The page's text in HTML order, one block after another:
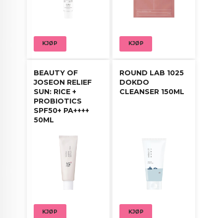
hudfølelse.
KJØP KJØP
BEAUTY OF
JOSEON RELIEF
SUN: RICE +
PROBIOTICS
SPF50+ PA++++
50ML
KJØP
ROUND LAB 1025
DOKDO
CLEANSER 150ML
KJØP